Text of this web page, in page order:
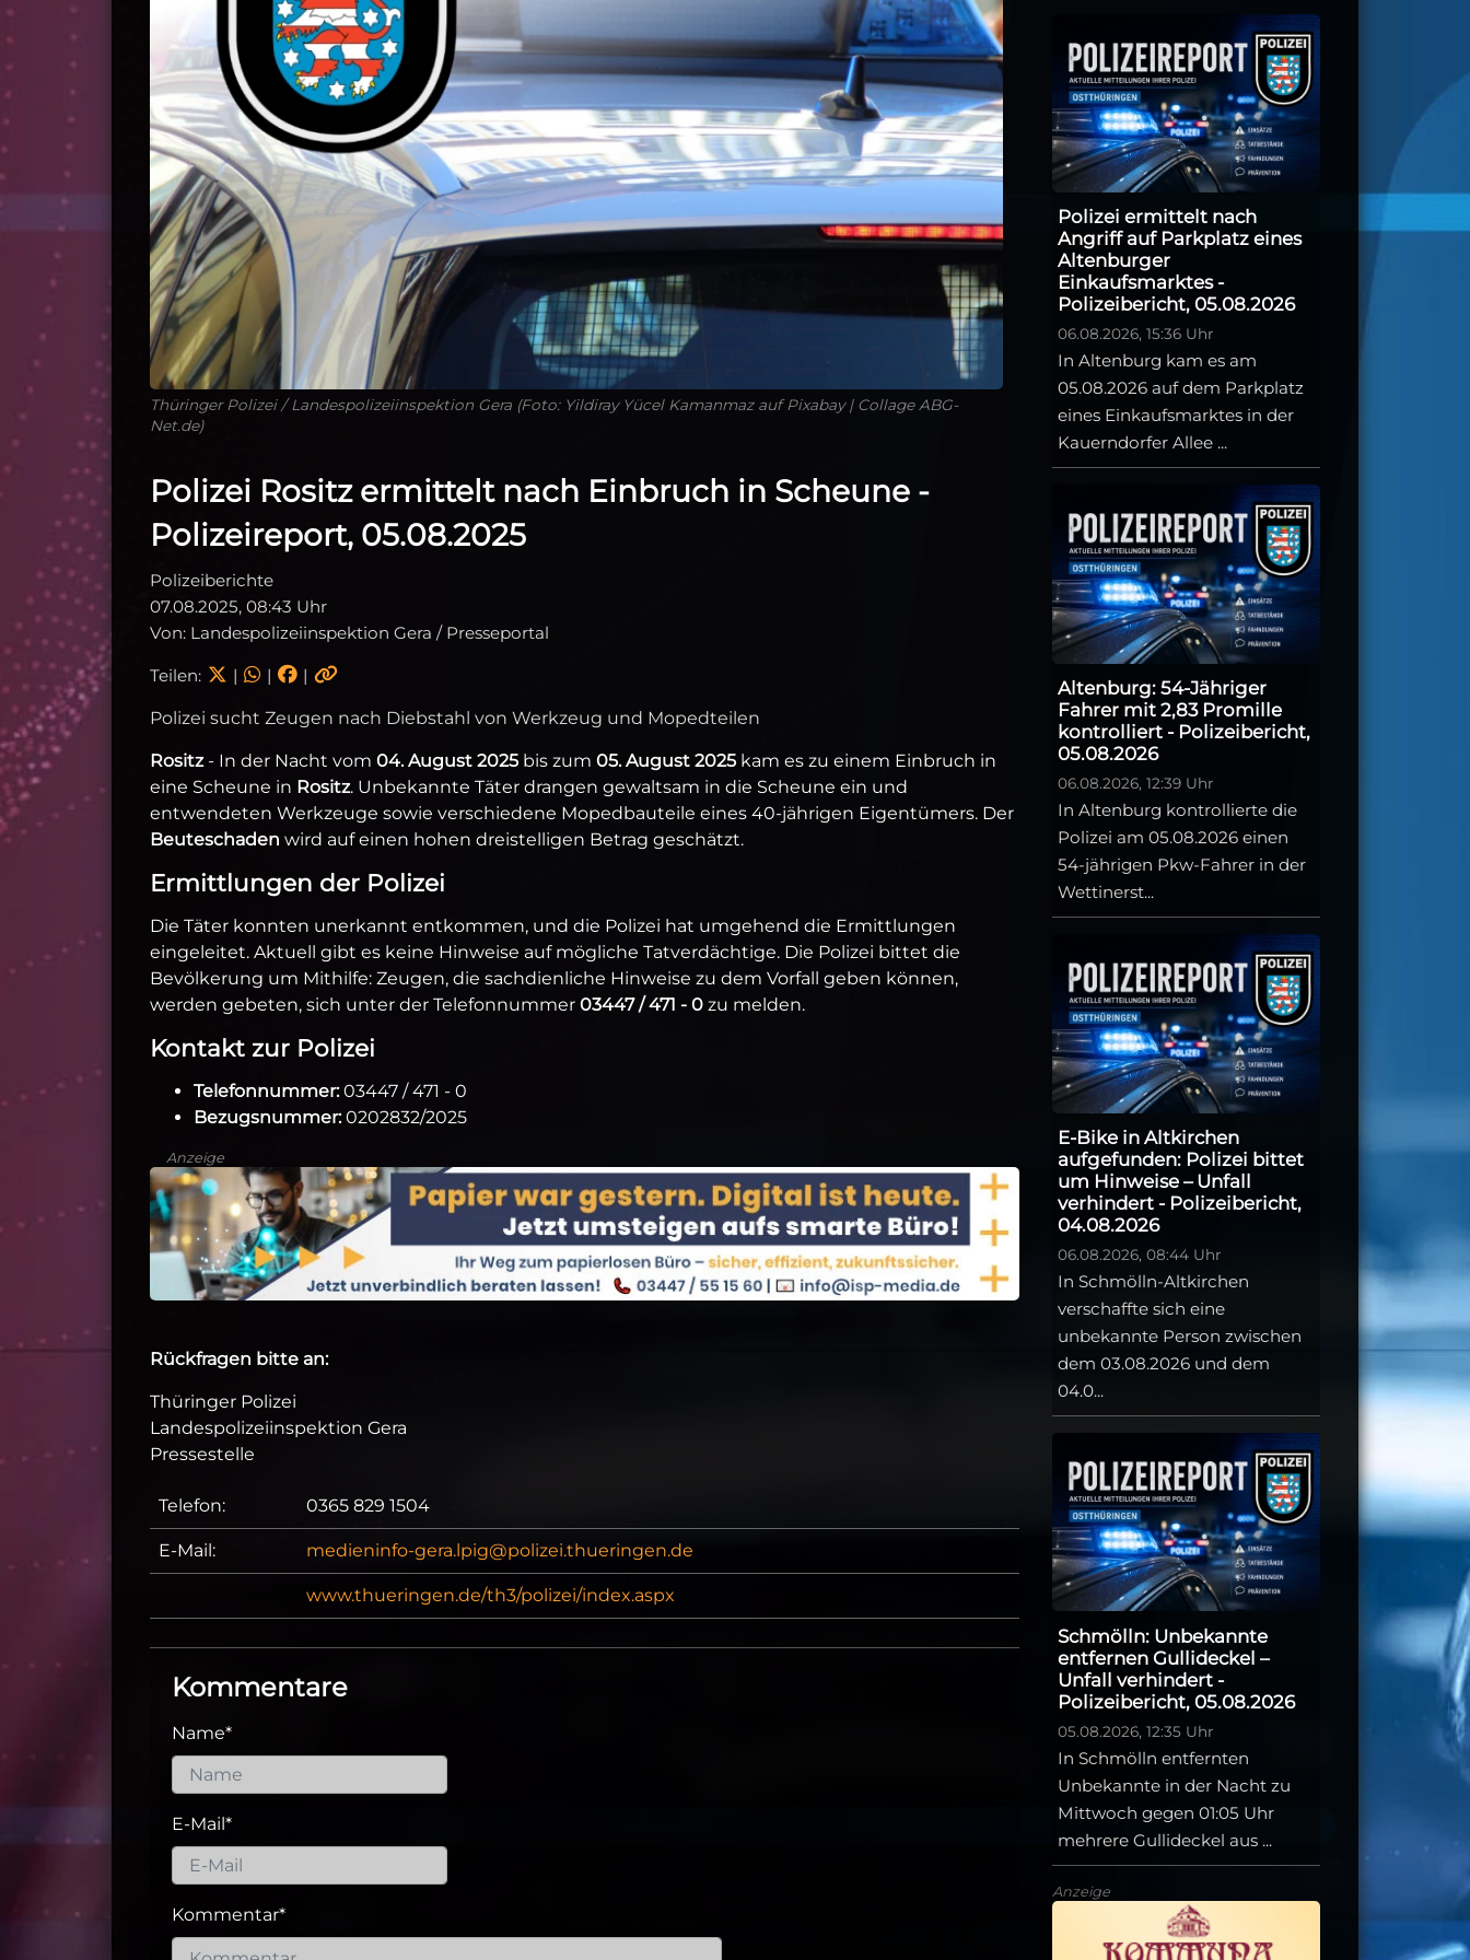
Thüringer Polizei / Landespolizeiinspektion Gera (Foto: Yildiray Yücel Kamanmaz auf Pixabay | Collage ABG-
Net.de)
Polizei Rositz ermittelt nach Einbruch in Scheune -
Polizeireport, 05.08.2025
Polizeiberichte
07.08.2025, 08:43 Uhr
Von: Landespolizeiinspektion Gera / Presseportal
Teilen: | | |
Polizei sucht Zeugen nach Diebstahl von Werkzeug und Mopedteilen
Rositz - In der Nacht vom 04. August 2025 bis zum 05. August 2025 kam es zu einem Einbruch in
eine Scheune in Rositz. Unbekannte Täter drangen gewaltsam in die Scheune ein und
entwendeten Werkzeuge sowie verschiedene Mopedbauteile eines 40-jährigen Eigentümers. Der
Beuteschaden wird auf einen hohen dreistelligen Betrag geschätzt.
Ermittlungen der Polizei
Die Täter konnten unerkannt entkommen, und die Polizei hat umgehend die Ermittlungen
eingeleitet. Aktuell gibt es keine Hinweise auf mögliche Tatverdächtige. Die Polizei bittet die
Bevölkerung um Mithilfe: Zeugen, die sachdienliche Hinweise zu dem Vorfall geben können,
werden gebeten, sich unter der Telefonnummer 03447 / 471 - 0 zu melden.
Kontakt zur Polizei
Telefonnummer:03447 / 471 - 0
Bezugsnummer:0202832/2025
Anzeige
Rückfragen bitte an:
Thüringer Polizei
Landespolizeiinspektion Gera
Pressestelle
Telefon: 0365 829 1504
E-Mail: medieninfo-gera.lpig@polizei.thueringen.de
www.thueringen.de/th3/polizei/index.aspx
Kommentare
Name*
E-Mail *
Kommentar*
Polizei ermittelt nach
Angriff auf Parkplatz eines
Altenburger
Einkaufsmarktes -
Polizeibericht, 05.08.2026
06.08.2026, 15:36 Uhr
In Altenburg kam es am
05.08.2026 auf dem Parkplatz
eines Einkaufsmarktes in der
Kauerndorfer Allee ...
Altenburg: 54-Jähriger
Fahrer mit 2,83 Promille
kontrolliert - Polizeibericht,
05.08.2026
06.08.2026, 12:39 Uhr
In Altenburg kontrollierte die
Polizei am 05.08.2026 einen
54-jährigen Pkw-Fahrer in der
Wettinerst...
E-Bike in Altkirchen
aufgefunden: Polizei bittet
um Hinweise – Unfall
verhindert - Polizeibericht,
04.08.2026
06.08.2026, 08:44 Uhr
In Schmölln-Altkirchen
verschaffte sich eine
unbekannte Person zwischen
dem 03.08.2026 und dem
04.0...
Schmölln: Unbekannte
entfernen Gullideckel –
Unfall verhindert -
Polizeibericht, 05.08.2026
05.08.2026, 12:35 Uhr
In Schmölln entfernten
Unbekannte in der Nacht zu
Mittwoch gegen 01:05 Uhr
mehrere Gullideckel aus ...
Anzeige